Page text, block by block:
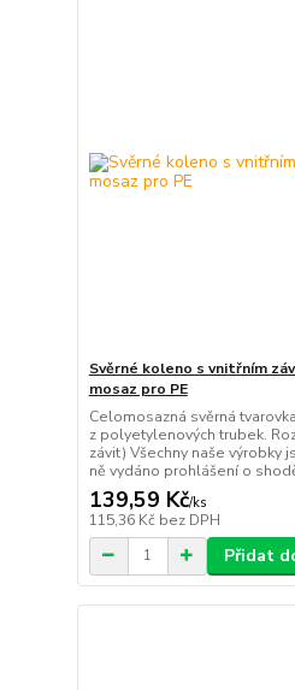
Svěrné koleno s vnitřním
mosaz pro PE
Celomosazná svěrná
z polyetylenových trubek.
závit) Všechny naše výrobky
ně vydáno prohlášení o
139,59 Kč/ks
115,36 Kč bez DPH
Přidat